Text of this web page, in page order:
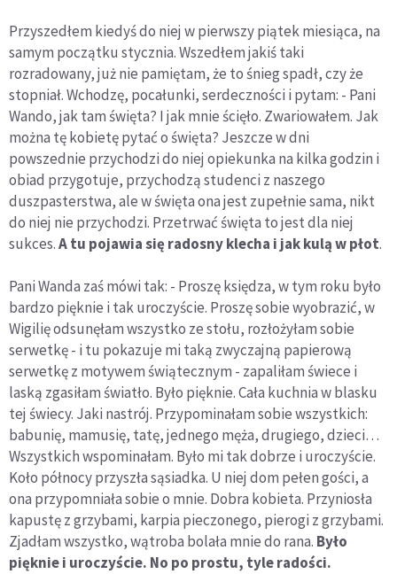
Przyszedłem kiedyś do niej w pierwszy piątek miesiąca, na
samym początku stycznia. Wszedłem jakiś taki
rozradowany, już nie pamiętam, że to śnieg spadł, czy że
stopniał. Wchodzę, pocałunki, serdeczności i pytam: - Pani
Wando, jak tam święta? I jak mnie ścięło. Zwariowałem. Jak
można tę kobietę pytać o święta? Jeszcze w dni
powszednie przychodzi do niej opiekunka na kilka godzin i
obiad przygotuje, przychodzą studenci z naszego
duszpasterstwa, ale w święta ona jest zupełnie sama, nikt
do niej nie przychodzi. Przetrwać święta to jest dla niej
sukces.A tu pojawia się radosny klecha i jak kulą w płot.
Pani Wanda zaś mówi tak: - Proszę księdza, w tym roku było
bardzo pięknie i tak uroczyście. Proszę sobie wyobrazić, w
Wigilię odsunęłam wszystko ze stołu, rozłożyłam sobie
serwetkę - i tu pokazuje mi taką zwyczajną papierową
serwetkę z motywem świątecznym - zapaliłam świece i
laską zgasiłam światło. Było pięknie. Cała kuchnia w blasku
tej świecy. Jaki nastrój. Przypominałam sobie wszystkich:
babunię, mamusię, tatę, jednego męża, drugiego, dzieci…
Wszystkich wspominałam. Było mi tak dobrze i uroczyście.
Koło północy przyszła sąsiadka. U niej dom pełen gości, a
ona przypomniała sobie o mnie. Dobra kobieta. Przyniosła
kapustę z grzybami, karpia pieczonego, pierogi z grzybami.
Zjadłam wszystko, wątroba bolała mnie do rana. Było
pięknie i uroczyście. No po prostu, tyle radości.